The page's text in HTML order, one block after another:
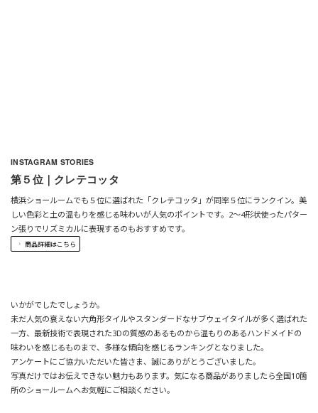
INSTAGRAM STORIES
第５位｜クレテコッタ
横浜ショールームでも５位に選ばれた「クレテコッタ」が同率５位にランクイン。美
しい色彩と土の温もりを感じる味わいが人気のポイントです。2〜4形状使ったパター
ン張りでリズミカルに表現するのもおすすめです。
商品詳細はこちら
いかがでしたでしょうか。
未だ人気の衰えない六角形タイルやスタンダードなサブウェイタイルが多く選ばれた
一方、最新技術で表現された3Dの質感のあるものから温もりのあるハンドメイドの
味わいを感じるものまで、多様な傾向を感じるランキングとなりました。
アンケートにご協力いただいた皆さま、誠にありがとうございました。
写真だけではお伝えできない魅力もあります。気になる商品がありましたら全国10箇
所のショールームへお気軽にご相談ください。